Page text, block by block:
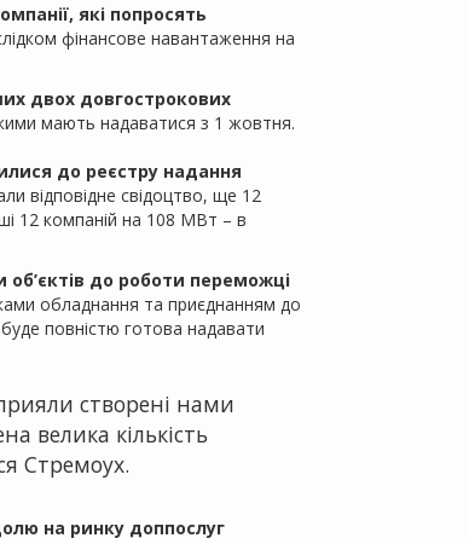
які попросять
фінансове навантаження на
двох довгострокових
мають надаватися з 1 жовтня.
до реєстру надання
відповідне свідоцтво, ще 12
12 компаній на 108 МВт – в
об’єктів до роботи переможці
обладнання та приєднанням до
повністю готова надавати
створені нами
велика кількість
Стремоух.
на ринку доппослуг